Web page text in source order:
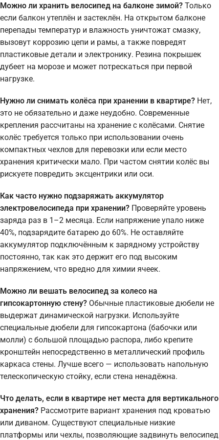
Можно ли хранить велосипед на балконе зимой? Только
если балкон утеплён и застеклён. На открытом балконе
перепады температур и влажность уничтожат смазку,
вызовут коррозию цепи и рамы, а также повредят
пластиковые детали и электронику. Резина покрышек
дубеет на морозе и может потрескаться при первой
нагрузке.
Нужно ли снимать колёса при хранении в квартире? Нет,
это не обязательно и даже неудобно. Современные
крепления рассчитаны на хранение с колёсами. Снятие
колёс требуется только при использовании очень
компактных чехлов для перевозки или если место
хранения критически мало. При частом снятии колёс вы
рискуете повредить эксцентрики или оси.
Как часто нужно подзаряжать аккумулятор
электровелосипеда при хранении? Проверяйте уровень
заряда раз в 1–2 месяца. Если напряжение упало ниже
40%, подзарядите батарею до 60%. Не оставляйте
аккумулятор подключённым к зарядному устройству
постоянно, так как это держит его под высоким
напряжением, что вредно для химии ячеек.
Можно ли вешать велосипед за колесо на
гипсокартонную стену? Обычные пластиковые дюбели не
выдержат динамической нагрузки. Используйте
специальные дюбели для гипсокартона (бабочки или
молли) с большой площадью распора, либо крепите
кронштейн непосредственно в металлический профиль
каркаса стены. Лучше всего — использовать напольную
телескопическую стойку, если стена ненадёжна.
Что делать, если в квартире нет места для вертикального
хранения? Рассмотрите вариант хранения под кроватью
или диваном. Существуют специальные низкие
платформы или чехлы, позволяющие задвинуть велосипед